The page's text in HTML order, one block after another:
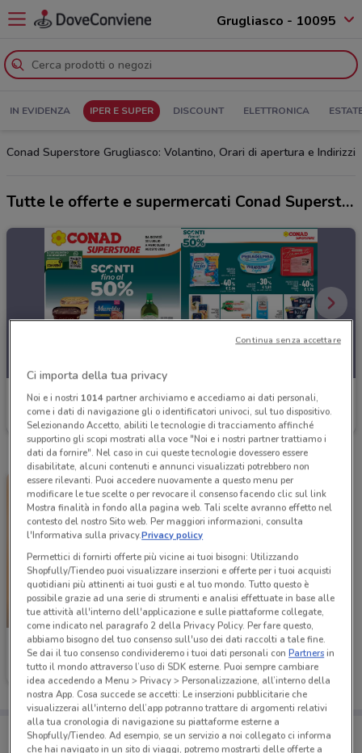
Grugliasco - 10095
IN EVIDENZA IPER E SUPER DISCOUNT ELETTRONICA
Conad Superstore Grugliasco: Volantino, Orari di apertura e Indirizzi
Tutte le offerte e supermercati Conad Superstore
Conad Superstore
Scade mercoledì
-3 GIORNI
Conad Superstore
Scade mercoledì 2.5 km
Porta DoveConviene sempre con te!
Puoi trovare le migliori offerte dei negozi vicino a te,
Ci importa della tua privacy
Noi e i nostri 1014partner archiviamo e accediamo ai dati personali,
come i dati di navigazione gli o identificatori univoci, sul tuo dispositivo.
Selezionando Accetto, abiliti le tecnologie di tracciamento affinché
supportino gli scopi mostrati alla voce "Noi e i nostri partner trattiamo i
dati da fornire". Nel caso in cui queste tecnologie dovessero essere
disabilitate, alcuni contenuti e annunci visualizzati potrebbero non
essere rilevanti. Puoi accedere nuovamente a questo menu per
modificare le tue scelte o per revocare il consenso facendo clic sul link
Mostra finalità in fondo alla pagina web. Tali scelte avranno effetto nel
contesto del nostro Sito web. Per maggiori informazioni, consulta
l'Informativa sulla privacy.Privacy policy
Permettici di fornirti offerte più vicine ai tuoi bisogni: Utilizzando
Shopfully/Tiendeo puoi visualizzare inserzioni e offerte per i tuoi acquisti
quotidiani più attinenti ai tuoi gusti e al tuo mondo. Tutto questo è
possibile grazie ad una serie di strumenti e analisi effettuate in base alle
tue attività all'interno dell'applicazione e sulle piattaforme collegate,
come indicato nel paragrafo 2 della Privacy Policy. Per fare questo,
abbiamo bisogno del tuo consenso sull'uso dei dati raccolti a tale fine.
Se dai il tuo consenso condivideremo i tuoi dati personali conPartnersin
tutto il mondo attraverso l’uso di SDK esterne. Puoi sempre cambiare
idea accedendo a Menu > Privacy > Personalizzazione, all’interno della
nostra App. Cosa succede se accetti: Le inserzioni pubblicitarie che
visualizzerai all'interno dell’app potranno trattare di argomenti relativi
alla tua cronologia di navigazione su piattaforme esterne a
Shopfully/Tiendeo. Ad esempio, se un servizio a noi collegato ci informa
che hai navigato in un sito di viaggi, potremo mostrarti delle offerte a
Continua senza accettare